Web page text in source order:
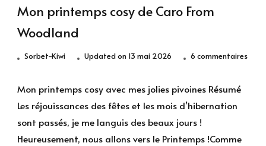
Mon printemps cosy de Caro From
Woodland
Sorbet-Kiwi Updated on 13 mai 2026 6 commentairessur
Mon printemps cosy avec mes jolies pivoines Résumé
Les réjouissances des fêtes et les mois d’hibernation
sont passés, je me languis des beaux jours !
Heureusement, nous allons vers le Printemps !Comme